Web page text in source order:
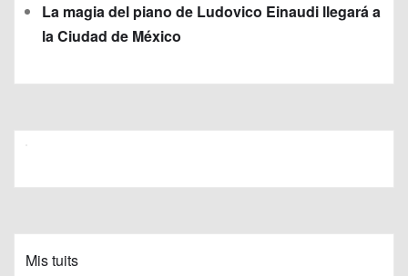
La magia del piano de Ludovico Einaudi llegará a
la Ciudad de México
Mis tuits